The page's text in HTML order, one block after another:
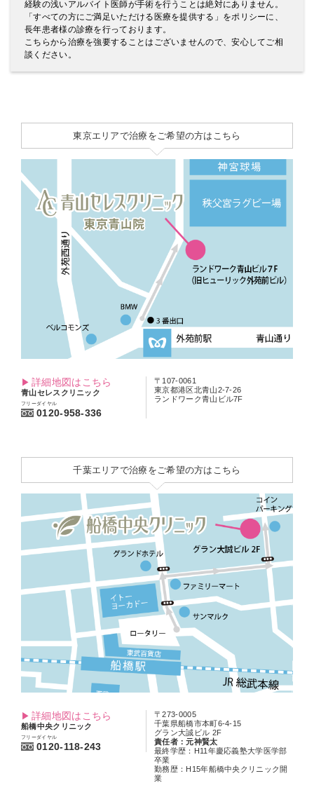
経験の浅いアルバイト医師が手術を行うことは絶対にありません。
「すべての方にご満足いただける医療を提供する」をポリシーに、
長年患者様の診療を行っております。
こちらから治療を強要することはございませんので、安心してご相
談ください。
東京エリアで治療をご希望の方はこちら
詳細地図はこちら
青山セレスクリニック
フリーダイヤル
0120-958-336
〒107-0061
東京都港区北青山2-7-26
ランドワーク青山ビル7F
千葉エリアで治療をご希望の方はこちら
詳細地図はこちら
船橋中央クリニック
フリーダイヤル
0120-118-243
〒273-0005
千葉県船橋市本町6-4-15
グラン大誠ビル 2F
責任者：元神賢太
最終学歴：H11年慶応義塾大学医学部
卒業
勤務歴：H15年船橋中央クリニック開
業